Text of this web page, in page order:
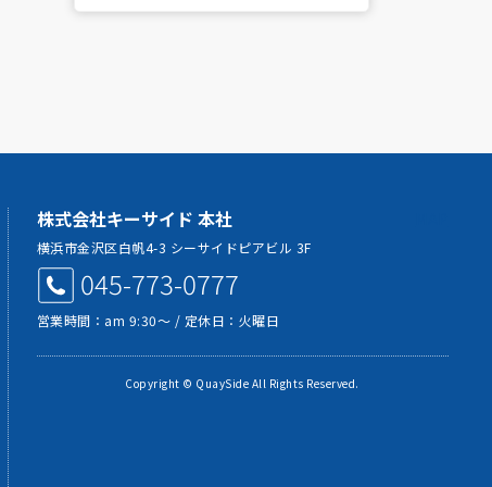
株式会社キーサイド 本社
横浜市金沢区白帆4-3 シーサイドピアビル 3F
045-773-0777
営業時間：am 9:30～ / 定休日：火曜日
Copyright © QuaySide All Rights Reserved.